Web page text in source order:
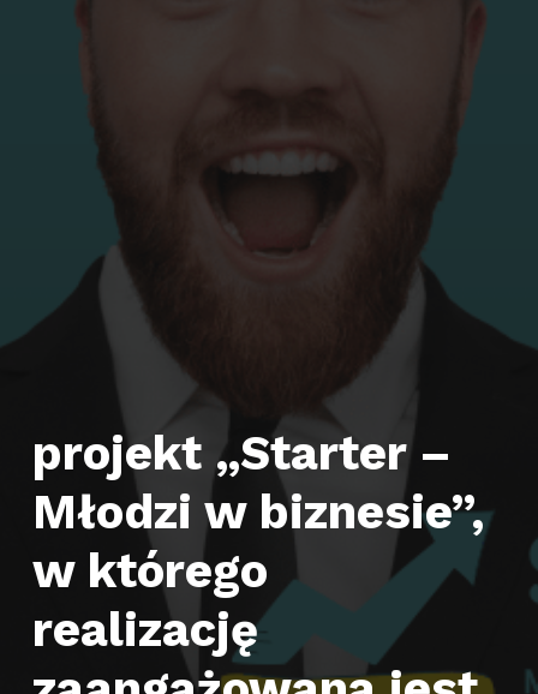
projekt „Starter –
Młodzi w biznesie”,
w którego
realizację